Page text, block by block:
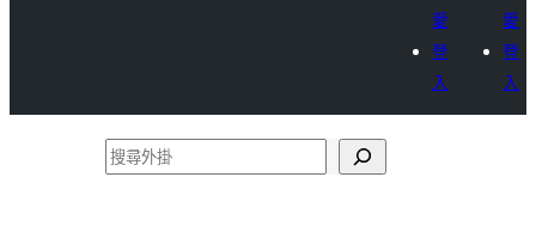
愛
登
入
愛
登
入
搜